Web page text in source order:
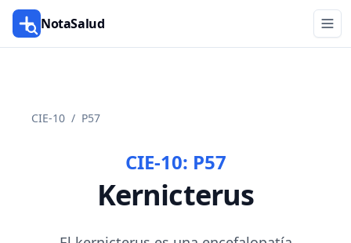
NotaSalud
CIE-10 / P57
CIE-10: P57
Kernicterus